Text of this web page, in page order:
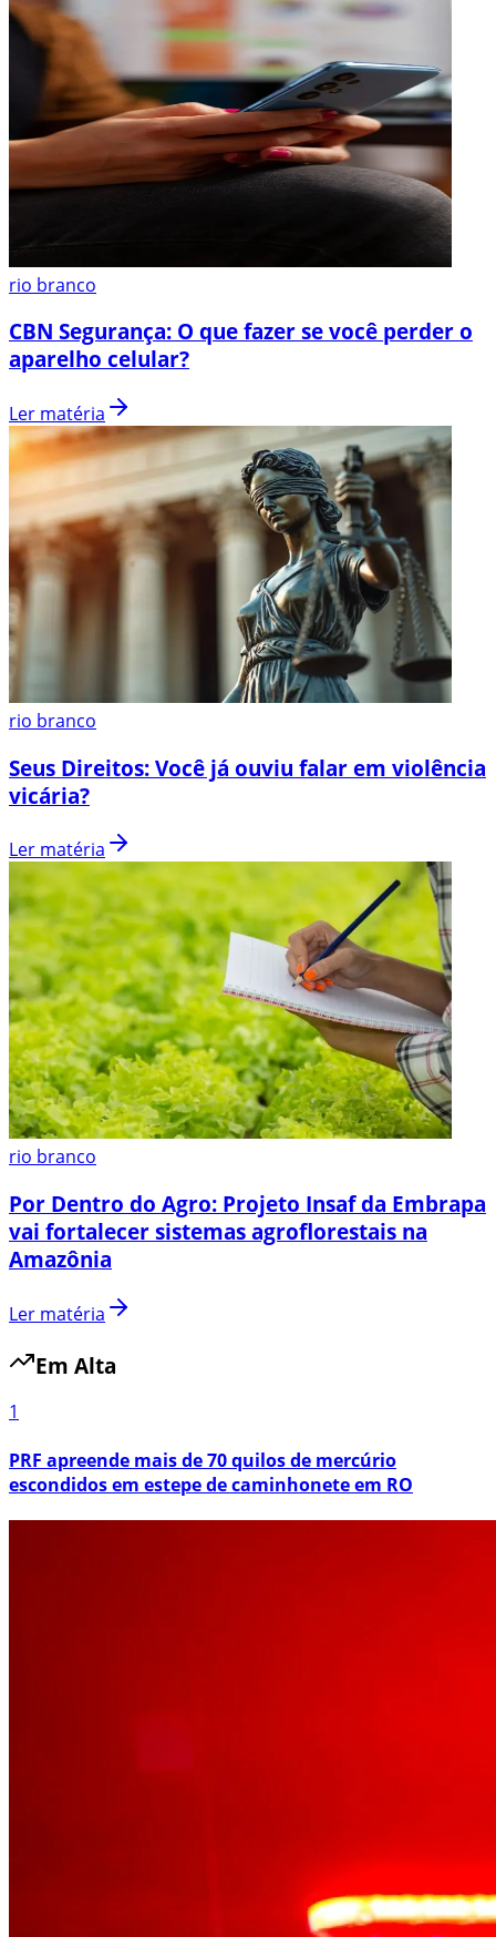
rio branco
CBN Segurança: O que fazer se você perder o
aparelho celular?
Ler matéria
rio branco
Seus Direitos: Você já ouviu falar em violência
vicária?
Ler matéria
rio branco
Por Dentro do Agro: Projeto Insaf da Embrapa
vai fortalecer sistemas agroflorestais na
Amazônia
Ler matéria
Em Alta
1
PRF apreende mais de 70 quilos de mercúrio
escondidos em estepe de caminhonete em RO